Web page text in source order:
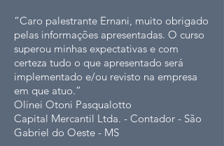
“Caro palestrante Ernani, muito obrigado
pelas informações apresentadas. O curso
superou minhas expectativas e com
certeza tudo o que apresentado será
implementado e/ou revisto na empresa
em que atuo.”
Olinei Otoni Pasqualotto
Capital Mercantil Ltda. - Contador - São
Gabriel do Oeste - MS